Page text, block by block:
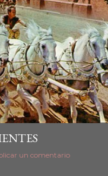
un comentario